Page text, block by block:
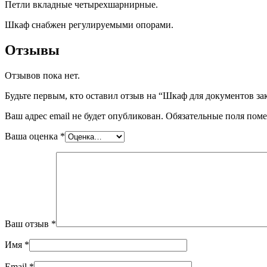
Петли вкладные четырехшарнирные.
Шкаф снабжен регулируемыми опорами.
Отзывы
Отзывов пока нет.
Будьте первым, кто оставил отзыв на “Шкаф для документов
Ваш адрес email не будет опубликован. Обязательные поля
Ваша оценка *
Ваш отзыв *
Имя *